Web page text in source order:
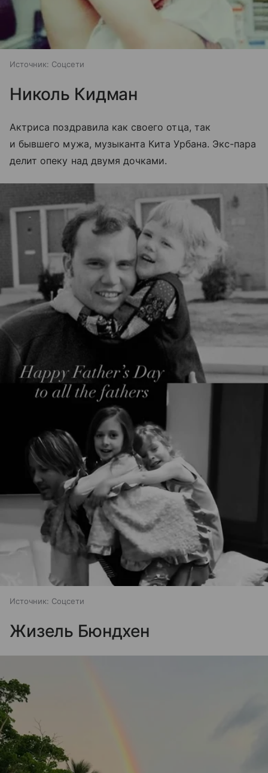
Источник: Соцсети
Николь Кидман
Актриса поздравила как своего отца, так
и бывшего мужа, музыканта Кита Урбана. Экс-пара
делит опеку над двумя дочками.
Источник: Соцсети
Жизель Бюндхен